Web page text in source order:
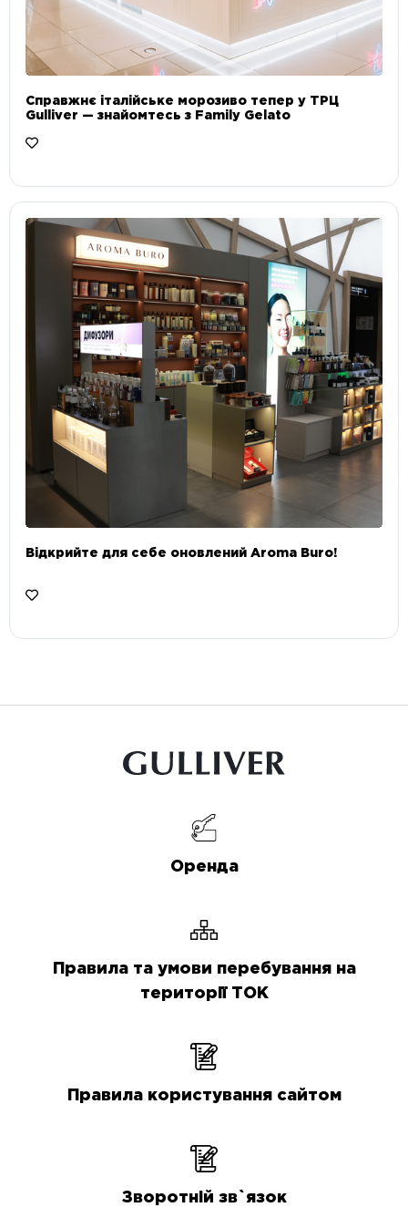
Справжнє італійське морозиво тепер у ТРЦ
Gulliver — знайомтесь з Family Gelato
Відкрийте для себе оновлений Aroma Buro! ⠀
Оренда
Правила та умови перебування на
території ТОК
Правила користування сайтом
Зворотній зв`язок